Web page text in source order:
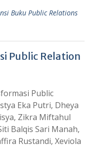
Buku Public Relations
Public Relation
Public
Eka Putri, Dheya
Zikra Miftahul
Balqis Sari Manah,
Rustandi, Xeviola